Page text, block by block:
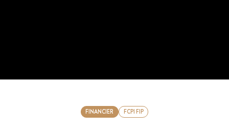
FINANCIER FCPI FIP